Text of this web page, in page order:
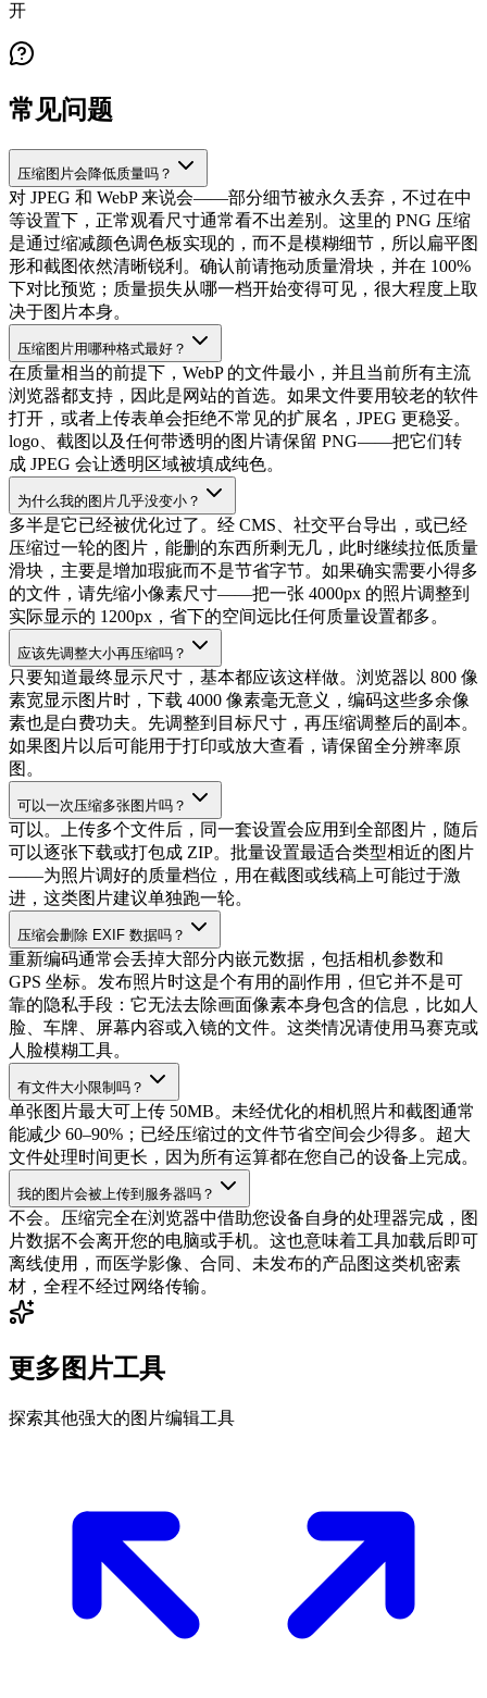
开
常见问题
压缩图片会降低质量吗？
对 JPEG 和 WebP 来说会——部分细节被永久丢弃，不过在中
等设置下，正常观看尺寸通常看不出差别。这里的 PNG 压缩
是通过缩减颜色调色板实现的，而不是模糊细节，所以扁平图
形和截图依然清晰锐利。确认前请拖动质量滑块，并在 100%
下对比预览；质量损失从哪一档开始变得可见，很大程度上取
决于图片本身。
压缩图片用哪种格式最好？
在质量相当的前提下，WebP 的文件最小，并且当前所有主流
浏览器都支持，因此是网站的首选。如果文件要用较老的软件
打开，或者上传表单会拒绝不常见的扩展名，JPEG 更稳妥。
logo、截图以及任何带透明的图片请保留 PNG——把它们转
成 JPEG 会让透明区域被填成纯色。
为什么我的图片几乎没变小？
多半是它已经被优化过了。经 CMS、社交平台导出，或已经
压缩过一轮的图片，能删的东西所剩无几，此时继续拉低质量
滑块，主要是增加瑕疵而不是节省字节。如果确实需要小得多
的文件，请先缩小像素尺寸——把一张 4000px 的照片调整到
实际显示的 1200px，省下的空间远比任何质量设置都多。
应该先调整大小再压缩吗？
只要知道最终显示尺寸，基本都应该这样做。浏览器以 800 像
素宽显示图片时，下载 4000 像素毫无意义，编码这些多余像
素也是白费功夫。先调整到目标尺寸，再压缩调整后的副本。
如果图片以后可能用于打印或放大查看，请保留全分辨率原
图。
可以一次压缩多张图片吗？
可以。上传多个文件后，同一套设置会应用到全部图片，随后
可以逐张下载或打包成 ZIP。批量设置最适合类型相近的图片
——为照片调好的质量档位，用在截图或线稿上可能过于激
进，这类图片建议单独跑一轮。
压缩会删除 EXIF 数据吗？
重新编码通常会丢掉大部分内嵌元数据，包括相机参数和
GPS 坐标。发布照片时这是个有用的副作用，但它并不是可
靠的隐私手段：它无法去除画面像素本身包含的信息，比如人
脸、车牌、屏幕内容或入镜的文件。这类情况请使用马赛克或
人脸模糊工具。
有文件大小限制吗？
单张图片最大可上传 50MB。未经优化的相机照片和截图通常
能减少 60–90%；已经压缩过的文件节省空间会少得多。超大
文件处理时间更长，因为所有运算都在您自己的设备上完成。
我的图片会被上传到服务器吗？
不会。压缩完全在浏览器中借助您设备自身的处理器完成，图
片数据不会离开您的电脑或手机。这也意味着工具加载后即可
离线使用，而医学影像、合同、未发布的产品图这类机密素
材，全程不经过网络传输。
更多图片工具
探索其他强大的图片编辑工具